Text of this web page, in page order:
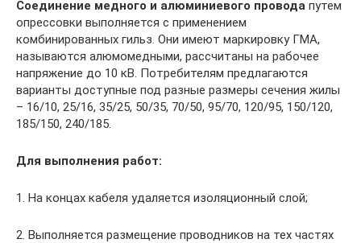
Соединение медного и алюминиевого провода путем
опрессовки выполняется с применением
комбинированных гильз. Они имеют маркировку ГМА,
называются алюмомедными, рассчитаны на рабочее
напряжение до 10 кВ. Потребителям предлагаются
варианты доступные под разные размеры сечения жилы
– 16/10, 25/16, 35/25, 50/35, 70/50, 95/70, 120/95, 150/120,
185/150, 240/185.
Для выполнения работ:
1. На концах кабеля удаляется изоляционный слой;
2. Выполняется размещение проводников на тех частях